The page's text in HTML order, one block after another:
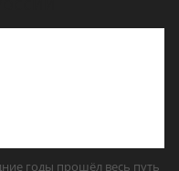
годы прошёл весь путь